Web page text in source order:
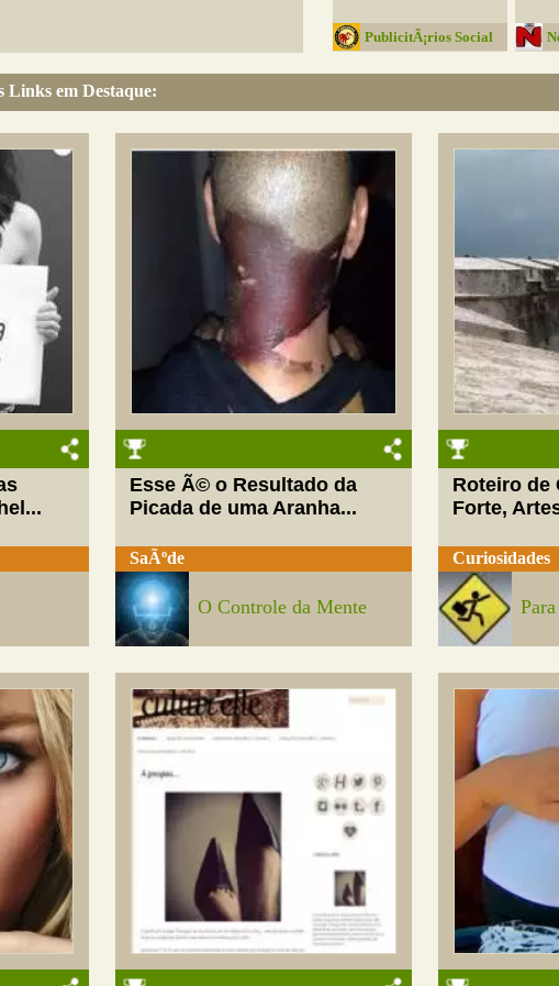
PublicitÃ¡rios Social
em Destaque:
Esse Ã© o Resultado da
Picada de uma Aranha...
SaÃºde
O Controle da Mente
Roteiro de
Forte,
Curiosidades